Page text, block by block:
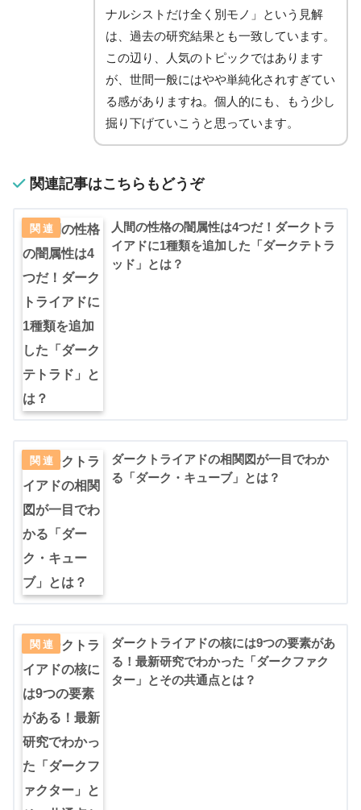
ナルシストだけ全く別モノ」という見解
は、過去の研究結果とも一致しています。
この辺り、人気のトピックではあります
が、世間一般にはやや単純化されすぎてい
る感がありますね。個人的にも、もう少し
掘り下げていこうと思っています。
関連記事はこちらもどうぞ
人間の性格の闇属性は4つだ！ダークトラ
イアドに1種類を追加した「ダークテトラ
ッド」とは？
ダークトライアドの相関図が一目でわか
る「ダーク・キューブ」とは？
ダークトライアドの核には9つの要素があ
る！最新研究でわかった「ダークファク
ター」とその共通点とは？